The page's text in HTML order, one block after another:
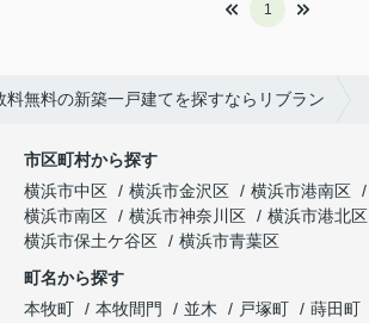
1
料無料の新築一戸建てを探すならリブラン
市区町村から探す
横浜市中区
横浜市金沢区 横浜市港南区
横浜市南区
横浜市神奈川区 横浜市港北区
横浜市保土ケ谷区
横浜市青葉区
町名から探す
本牧町
本牧間門 並木 戸塚町 蒔田町